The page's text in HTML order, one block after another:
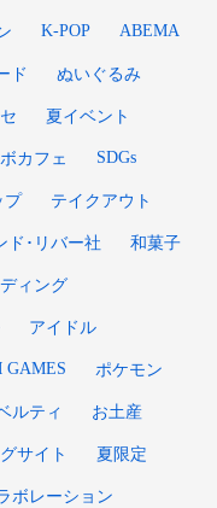
K-POP ABEMA
ド ぬいぐるみ
夏イベント
カフェ SDGs
プ テイクアウト
ド･リバー社 和菓子
ィング
アイドル
GAMES ポケモン
ルティ お土産
サイト 夏限定
ボレーション